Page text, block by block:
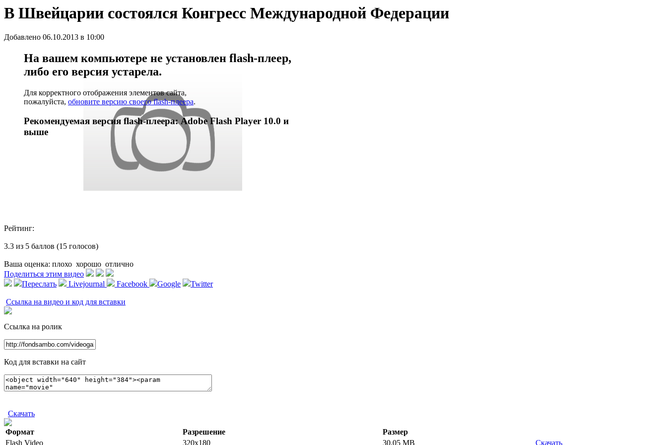
В Швейцарии состоялся Конгресс Международной Федерации
Добавлено 06.10.2013 в 10:00
На вашем компьютере не установлен flash-плеер,
либо его версия устарела.
Для корректного отображения элементов сайта,
пожалуйста, обновите версию своего flash-плеера.
Рекомендуемая версия flash-плеера: Adobe Flash Player 10.0 и
выше
Рейтинг:
3.3 из 5 баллов (15 голосов)
Ваша оценка: плохо хорошо отлично
Поделиться этим видео
Переслать
Livejournal Facebook Google Twitter
Ссылка на видео и код для вставки
Ссылка на ролик
Код для вставки на сайт
Скачать
Формат Разрешение
Размер
Flash Video
320x180 30.05 MB Скачать